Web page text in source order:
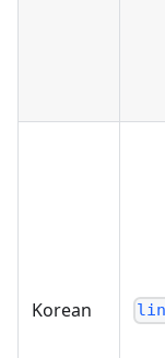
Korean